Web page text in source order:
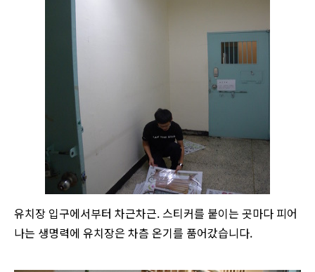
유치장 입구에서부터 차근차근. 스티커를 붙이는 곳마다 피어
나는 생명력에 유치장은 차츰 온기를 품어갔습니다.